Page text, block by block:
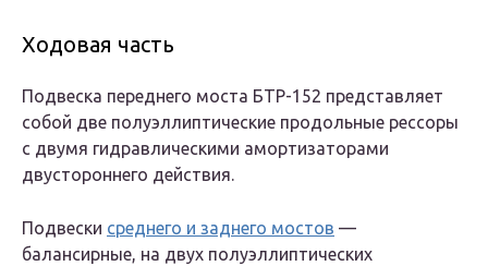
Ходовая часть
Подвеска переднего моста БТР-152 представляет
собой две полуэллиптические продольные рессоры
с двумя гидравлическими амортизаторами
двустороннего действия.
Подвески среднего и заднего мостов —
балансирные, на двух полуэллиптических